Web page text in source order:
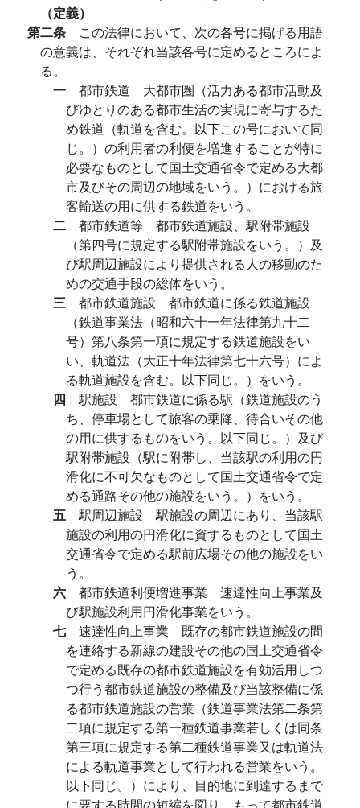
（定義）
第二条 この法律において、次の各号に掲げる用語
の意義は、それぞれ当該各号に定めるところによ
る。
一 都市鉄道 大都市圏（活力ある都市活動及
びゆとりのある都市生活の実現に寄与するた
め鉄道（軌道を含む。以下この号において同
じ。）の利用者の利便を増進することが特に
必要なものとして国土交通省令で定める大都
市及びその周辺の地域をいう。）における旅
客輸送の用に供する鉄道をいう。
二 都市鉄道等 都市鉄道施設、駅附帯施設
（第四号に規定する駅附帯施設をいう。）及
び駅周辺施設により提供される人の移動のた
めの交通手段の総体をいう。
三 都市鉄道施設 都市鉄道に係る鉄道施設
（鉄道事業法（昭和六十一年法律第九十二
号）第八条第一項に規定する鉄道施設をい
い、軌道法（大正十年法律第七十六号）によ
る軌道施設を含む。以下同じ。）をいう。
四駅施設 都市鉄道に係る駅（鉄道施設のう
ち、停車場として旅客の乗降、待合いその他
の用に供するものをいう。以下同じ。）及び
駅附帯施設（駅に附帯し、当該駅の利用の円
滑化に不可欠なものとして国土交通省令で定
める通路その他の施設をいう。）をいう。
五駅周辺施設 駅施設の周辺にあり、当該駅
施設の利用の円滑化に資するものとして国土
交通省令で定める駅前広場その他の施設をい
う。
六 都市鉄道利便増進事業 速達性向上事業及
び駅施設利用円滑化事業をいう。
七 速達性向上事業 既存の都市鉄道施設の間
を連絡する新線の建設その他の国土交通省令
で定める既存の都市鉄道施設を有効活用しつ
つ行う都市鉄道施設の整備及び当該整備に係
る都市鉄道施設の営業（鉄道事業法第二条第
二項に規定する第一種鉄道事業若しくは同条
第三項に規定する第二種鉄道事業又は軌道法
による軌道事業として行われる営業をいう。
以下同じ。）により、目的地に到達するまで